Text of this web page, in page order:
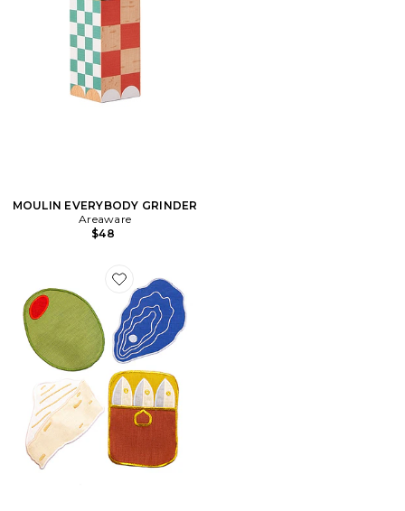
MOULIN EVERYBODY GRINDER
Areaware
$48
Favorite SERVIETTES HORS D'OEUVRES NAPKINS